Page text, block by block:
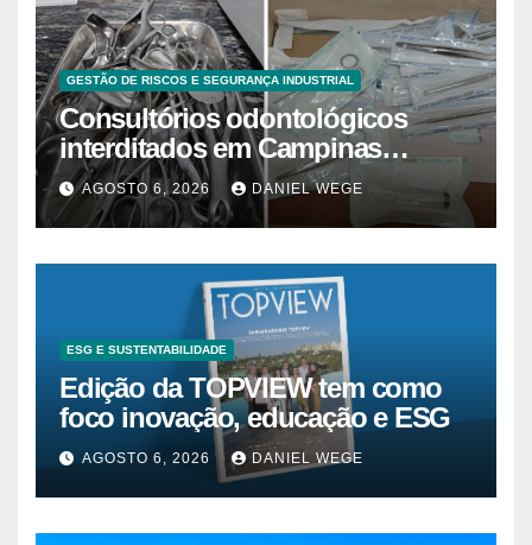
GESTÃO DE RISCOS E SEGURANÇA INDUSTRIAL
Consultórios odontológicos
interditados em Campinas
superam 2025
AGOSTO 6, 2026 DANIEL WEGE
ESG E SUSTENTABILIDADE
Edição da TOPVIEW tem como
foco inovação, educação e ESG
AGOSTO 6, 2026 DANIEL WEGE